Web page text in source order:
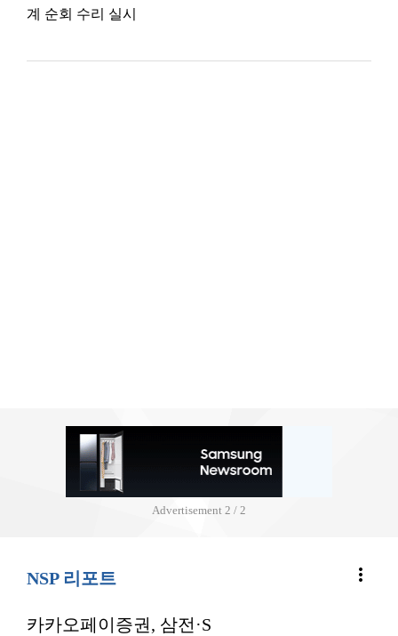
계 순회 수리 실시
Advertisement 2 / 2
NSP 리포트 more_vert
카카오페이증권, 삼전·S